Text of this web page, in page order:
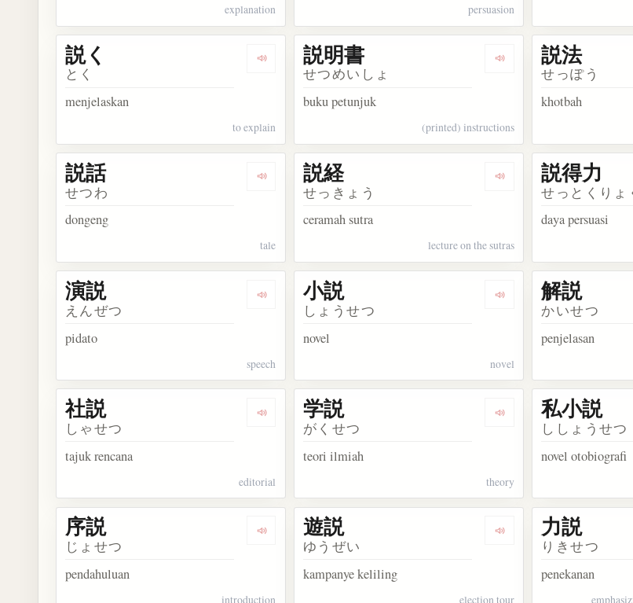
explanation persuasion
Dengarkan kosakata 説く
説く
とく
menjelaskan
to explain
Dengarkan kosakata 説明書
説明書
せつめいしょ
buku petunjuk
(printed) instructions
説法
せっぽう
khotbah
Dengarkan kosakata 説話
説話
せつわ
dongeng
tale
Dengarkan kosakata 説経
説経
せっきょう
ceramah sutra
lecture on the sutras
説得力
せっとくりょ
daya persuasi
Dengarkan kosakata 演説
演説
えんぜつ
pidato
speech
Dengarkan kosakata 小説
小説
しょうせつ
novel
novel
解説
かいせつ
penjelasan
Dengarkan kosakata 社説
社説
しゃせつ
tajuk rencana
editorial
Dengarkan kosakata 学説
学説
がくせつ
teori ilmiah
theory
私小説
ししょうせつ
novel otobiografi
Dengarkan kosakata 序説
序説
じょせつ
pendahuluan
introduction
Dengarkan kosakata 遊説
遊説
ゆうぜい
kampanye keliling
election tour
力説
りきせつ
penekanan